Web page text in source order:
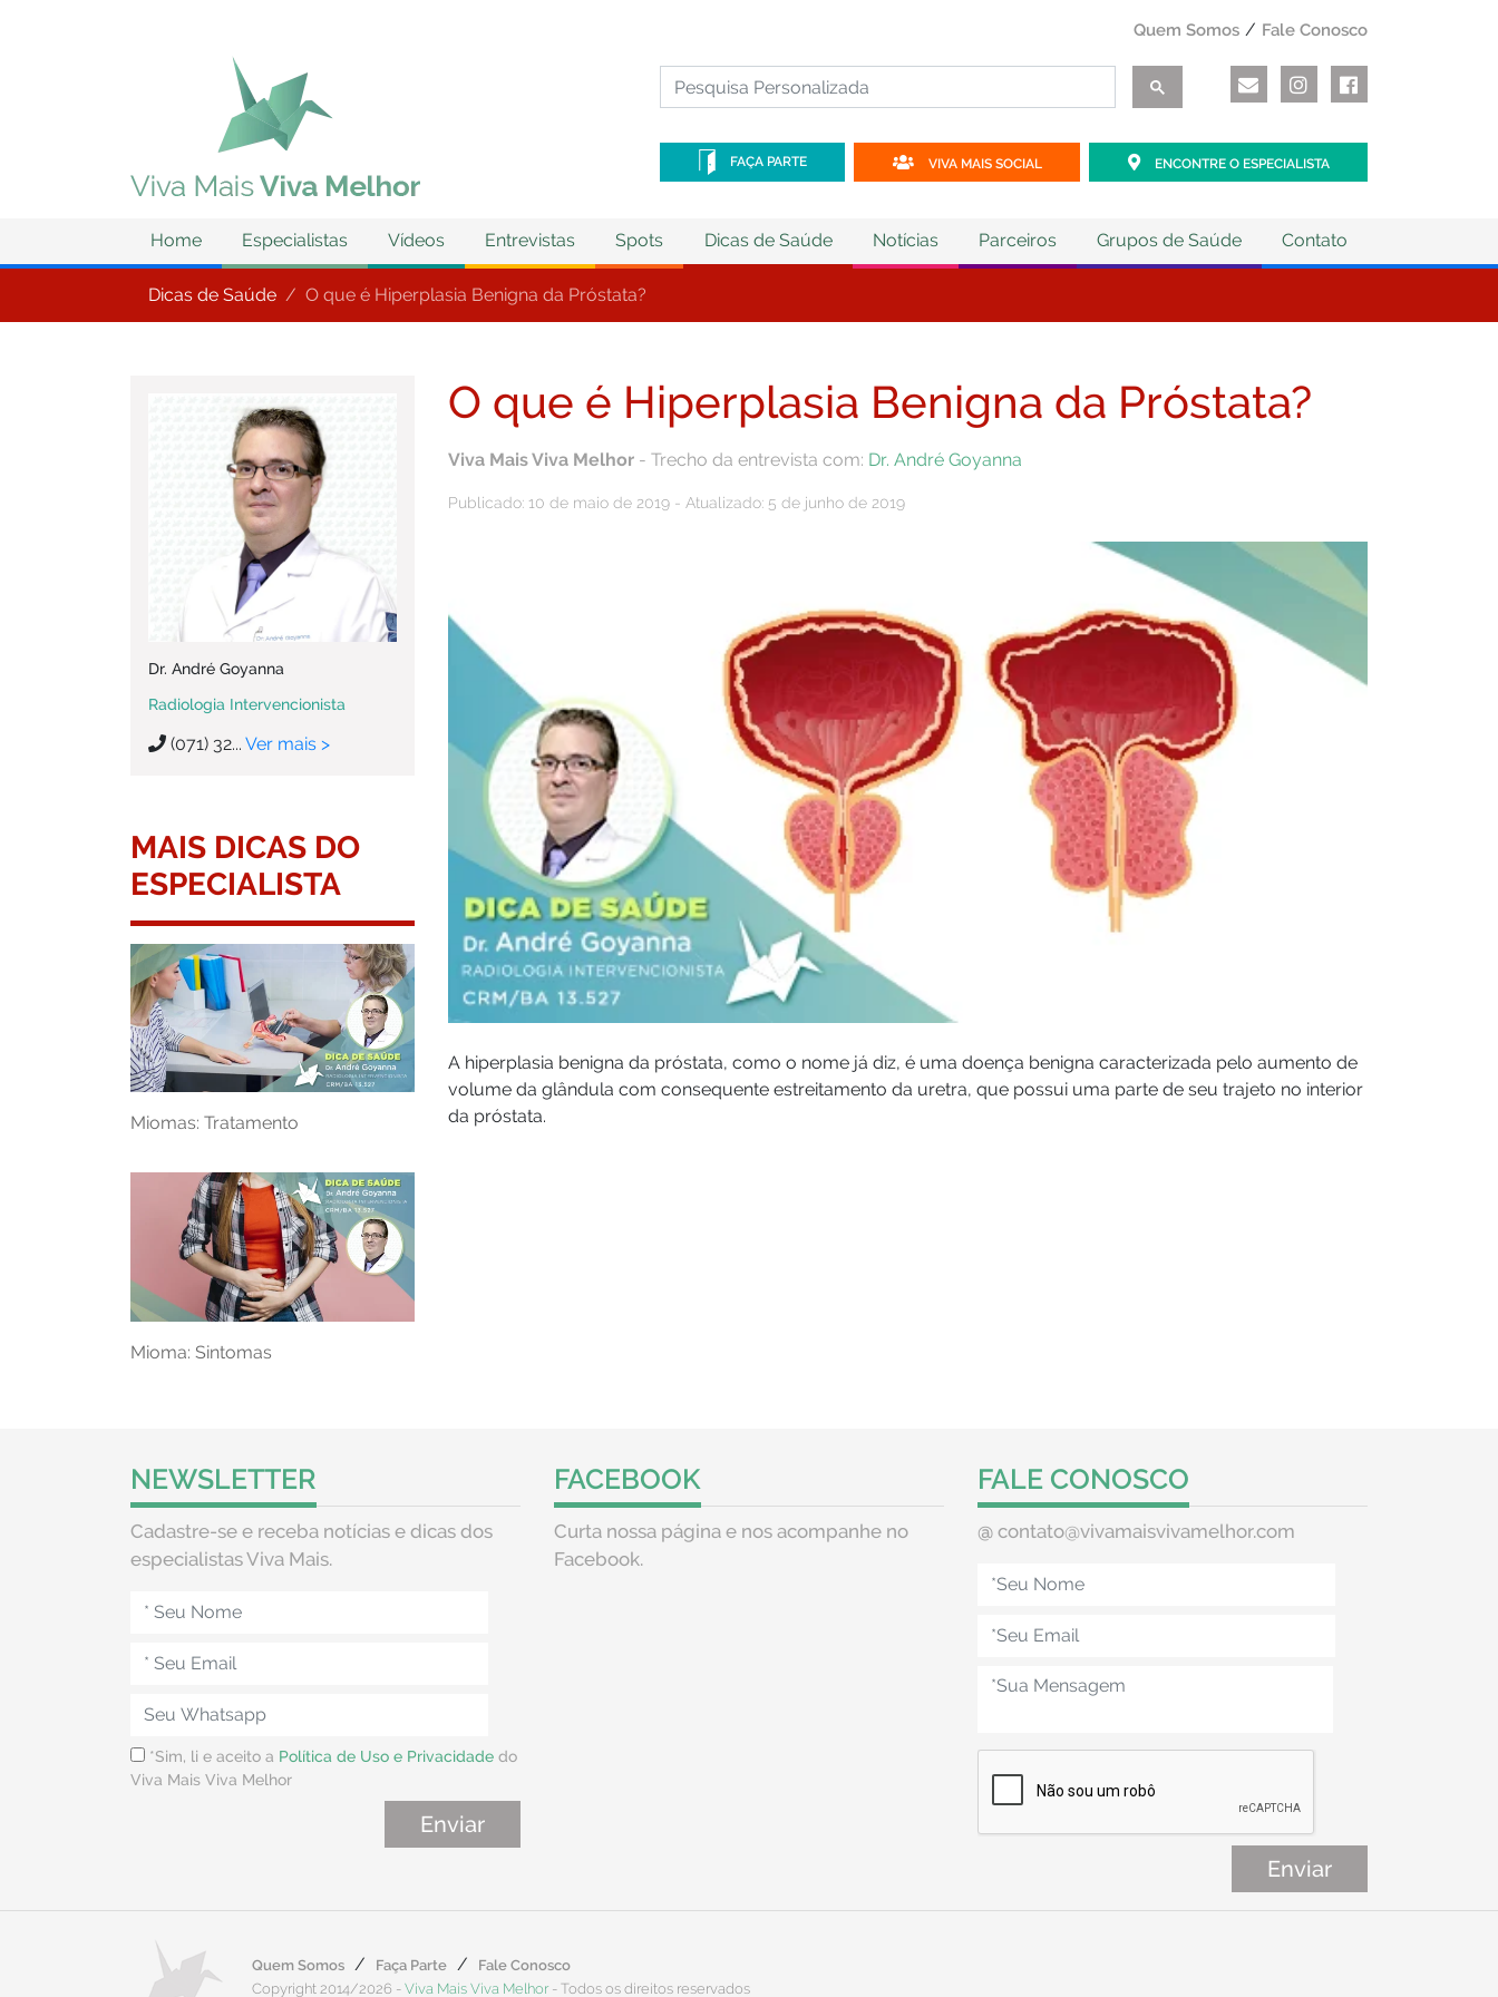
Quem Somos Fale Conosco
FAÇA PARTE VIVA MAIS SOCIAL ENCONTRE O ESPECIALISTA
Home Especialistas Vídeos Entrevistas Spots Dicas de Saúde Notícias Parceiros Grupos de Saúde Contato
Dicas de Saúde O que é Hiperplasia Benigna da Próstata?
Dr. André Goyanna
Radiologia Intervencionista
(071) 32... Ver mais >
MAIS DICAS DO
ESPECIALISTA
Miomas: Tratamento
Mioma: Sintomas
O que é Hiperplasia Benigna da Próstata?
Viva Mais Viva Melhor - Trecho da entrevista com: Dr. André Goyanna
Publicado: 10 de maio de 2019 - Atualizado: 5 de junho de 2019
A hiperplasia benigna da próstata, como o nome já diz, é uma doença benigna caracterizada pelo aumento de
volume da glândula com consequente estreitamento da uretra, que possui uma parte de seu trajeto no interior
da próstata.
NEWSLETTER
Cadastre-se e receba notícias e dicas dos
especialistas Viva Mais.
*Sim, li e aceito a Política de Uso e Privacidade do
Viva Mais Viva Melhor
FACEBOOK
Curta nossa página e nos acompanhe no
Facebook.
FALE CONOSCO
@ contato@vivamaisvivamelhor.com
Quem Somos Faça Parte
Fale Conosco
Copyright 2014/2026 - Viva Mais Viva Melhor- Todos os direitos reservados